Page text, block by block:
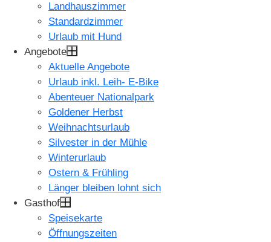
Landhauszimmer
Standardzimmer
Urlaub mit Hund
Angebote
Aktuelle Angebote
Urlaub inkl. Leih- E-Bike
Abenteuer Nationalpark
Goldener Herbst
Weihnachtsurlaub
Silvester in der Mühle
Winterurlaub
Ostern & Frühling
Länger bleiben lohnt sich
Gasthof
Speisekarte
Öffnungszeiten